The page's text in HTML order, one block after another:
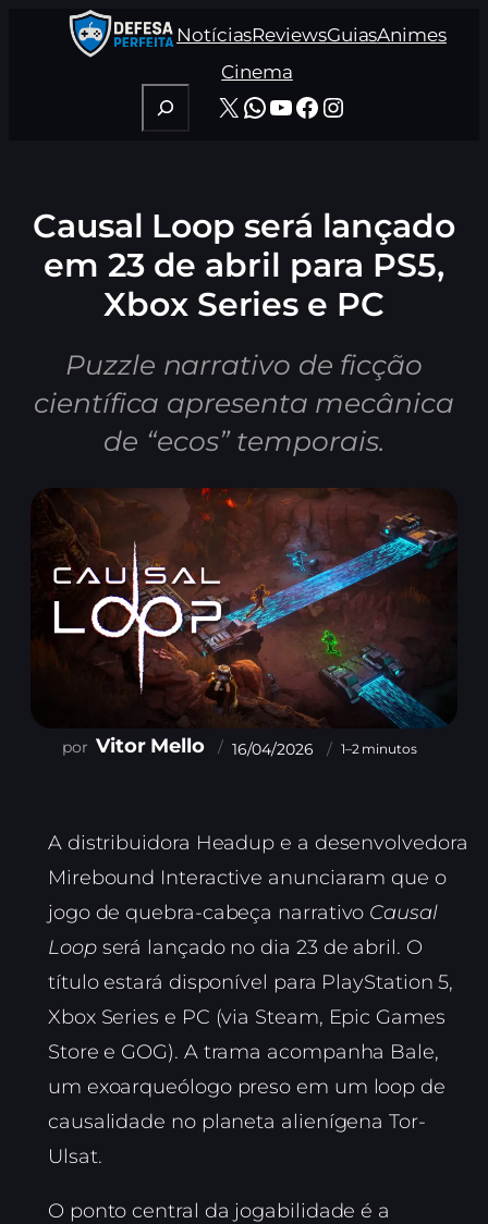
NotíciasReviewsGuiasAnimes
Cinema
Pesquisar
X WhatsApp
Youtube
Facebook
Instagram
Causal Loop será lançado
em 23 de abril para PS5,
Xbox Series e PC
Puzzle narrativo de ficção
científica apresenta mecânica
de “ecos” temporais.
Vitor Mello 16/04/2026 1–2 minutos
A distribuidora Headup e a desenvolvedora
Mirebound Interactive anunciaram que o
jogo de quebra-cabeça narrativo Causal
Loopserá lançado no dia 23 de abril. O
título estará disponível para PlayStation 5,
Xbox Series e PC (via Steam, Epic Games
Store e GOG). A trama acompanha Bale,
um exoarqueólogo preso em um loop de
causalidade no planeta alienígena Tor-
Ulsat.
O ponto central da jogabilidade é a